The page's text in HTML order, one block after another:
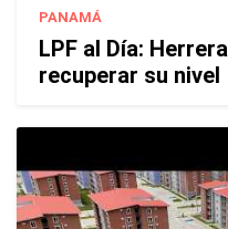
PANAMÁ
LPF al Día:
recuperar su nivel